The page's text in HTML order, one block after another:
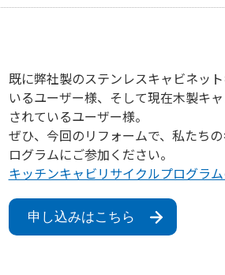
既に弊社製のステンレスキャビネッ
いるユーザー様、そして現在木製キ
されているユーザー様。
ぜひ、今回のリフォームで、私たち
ログラムにご参加ください。
キッチンキャビリサイクルプログラ
申し込みはこちら